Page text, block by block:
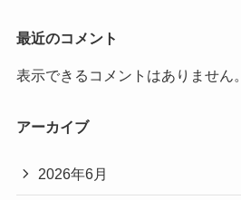
最近のコメント
表示できるコメントはありません。
アーカイブ
2026年6月